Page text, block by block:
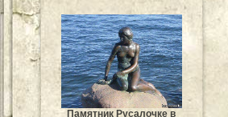
Памятник Русалочке в